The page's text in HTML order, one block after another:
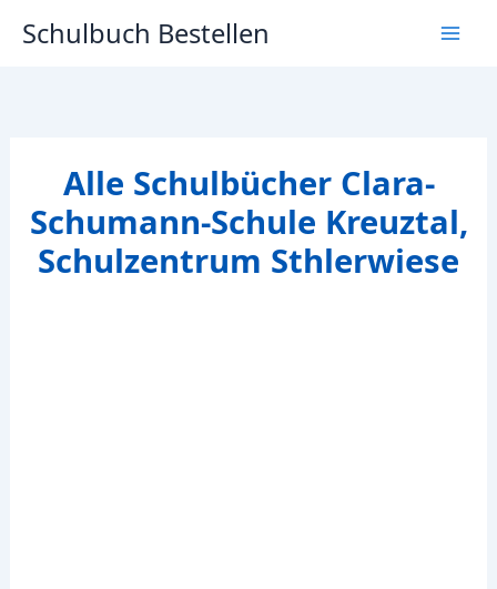
InhaltSchulbuch Bestellen
Alle Schulbücher Clara-
Schumann-Schule Kreuztal,
Schulzentrum Sthlerwiese